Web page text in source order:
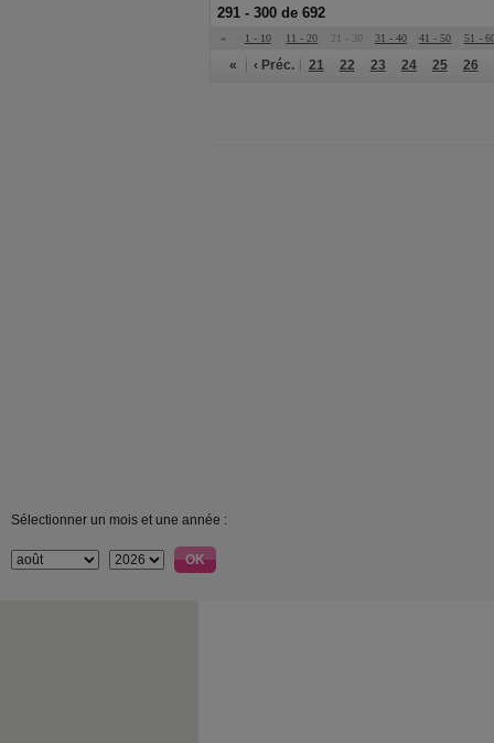
291 - 300 de 692
« 1 - 10 11 - 20 21 - 30 31 - 40 41 - 50 51 -
« ‹ Préc. 21 22 23 24 25 26
Sélectionner un mois et une année :